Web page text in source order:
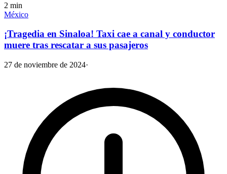
2 min
México
¡Tragedia en Sinaloa! Taxi cae a canal y conductor
muere tras rescatar a sus pasajeros
27 de noviembre de 2024·